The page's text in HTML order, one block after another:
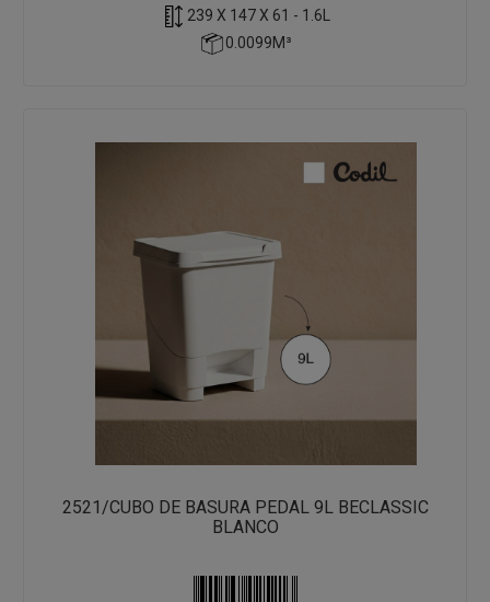
239 X 147 X 61 - 1.6L
0.0099M³
2521/CUBO DE BASURA PEDAL 9L BECLASSIC
BLANCO